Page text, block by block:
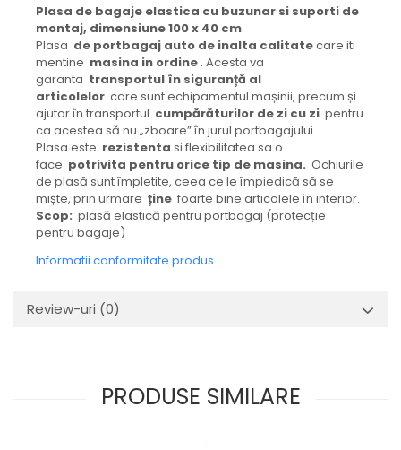
Electrice
Hidraulica
Mecanica
Electropompa si motoare
electrice
Burdufuri si cilindri hidraulici
Role, bucsi si bolturi
BEHRENS
Bolturi - role - bucse
Burdufe si cilindri
Mecanice
Electrice
Motoare electrice si pompe
Plasa de bagaje elastica cu buzunar si suporti de
montaj, dimensiune 100 x 40 cm
Plasa de portbagaj auto de inalta calitatecare iti
mentine masina in ordine . Acesta va
garanta transportul în siguranță al
articolelor care sunt echipamentul mașinii, precum și
ajutor în transportul cumpărăturilor de zi cu zi pentru
ca acestea să nu „zboare” în jurul portbagajului.
Plasa este rezistenta si flexibilitatea sa o
face potrivita pentru orice tip de masina. Ochiurile
de plasă sunt împletite, ceea ce le împiedică să se
miște, prin urmare ține foarte bine articolele în interior.
Scop: plasă elastică pentru portbagaj (protecție
pentru bagaje)
Informatii conformitate produs
Review-uri (0)
PRODUSE SIMILARE